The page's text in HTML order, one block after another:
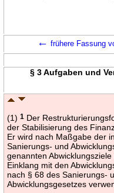
← frühere Fassung
§ 3 Aufgaben und
(1)1 Der
der Stabilisierung des
Er wird nach Maßgabe der
Sanierungs- und
genannten Abwicklungsziele
Einklang mit den
nach § 68 des Sanierungs-
Abwicklungsgesetzes